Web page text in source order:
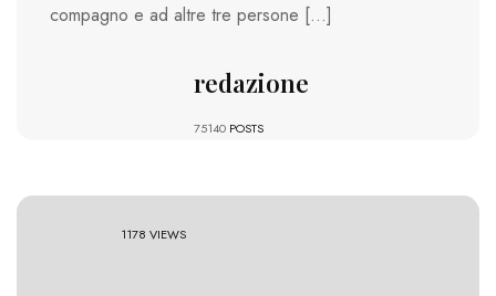
compagno e ad altre tre persone […]
redazione
75140 POSTS
1178 VIEWS